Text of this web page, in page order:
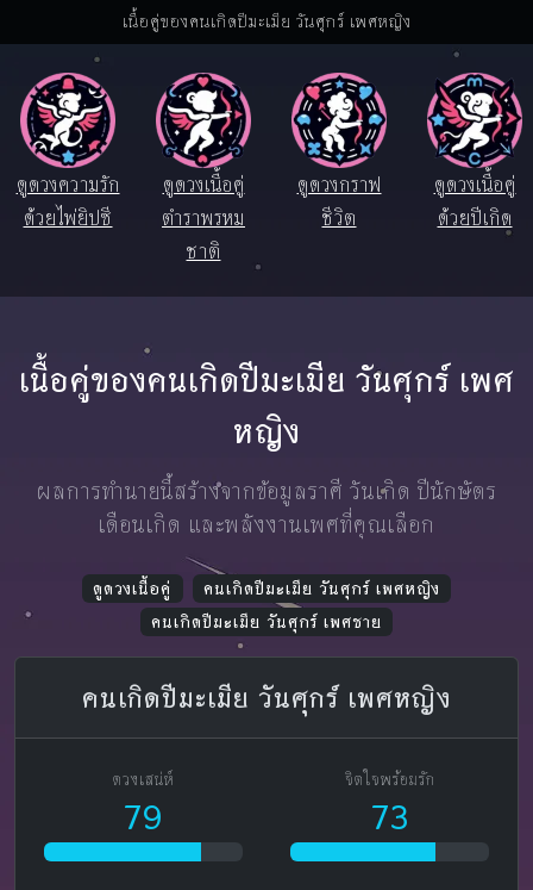
เนื้อคู่ของคนเกิดปีมะเมีย วันศุกร์ เพศหญิง
ดูดวงความรัก
ด้วยไพ่ยิปซี
ดูดวงเนื้อคู่
ตำราพรหม
ชาติ
ดูดวงกราฟ
ชีวิต
ดูดวงเนื้อคู่
ด้วยปีเกิด
เนื้อคู่ของคนเกิดปีมะเมีย วันศุกร์ เพศ
หญิง
ผลการทำนายนี้สร้างจากข้อมูลราศี วันเกิด ปีนักษัตร
เดือนเกิด และพลังงานเพศที่คุณเลือก
ดูดวงเนื้อคู่
คนเกิดปีมะเมีย วันศุกร์ เพศหญิง
คนเกิดปีมะเมีย วันศุกร์ เพศชาย
คนเกิดปีมะเมีย วันศุกร์ เพศหญิง
ดวงเสน่ห์
79
จิตใจพร้อมรัก
73